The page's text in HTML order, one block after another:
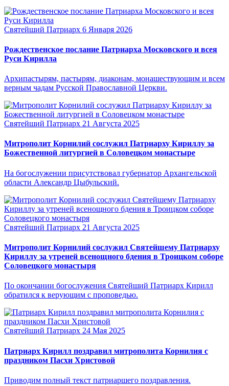
Святейший Патриарх 6 Января 2026
Рождественское послание Патриарха Московского и всея
Руси Кирилла
Архипастырям, пастырям, диаконам, монашествующим и всем
верным чадам Русской Православной Церкви.
Святейший Патриарх 21 Августа 2025
Митрополит Корнилий сослужил Патриарху Кириллу за
Божественной литургией в Соловецком монастыре
На богослужении присутствовал губернатор Архангельской
области Александр Цыбульский.
Святейший Патриарх 21 Августа 2025
Митрополит Корнилий сослужил Святейшему Патриарху
Кириллу за утреней всенощного бдения в Троицком соборе
Соловецкого монастыря
По окончании богослужения Святейший Патриарх Кирилл
обратился к верующим с проповедью.
Святейший Патриарх 24 Мая 2025
Патриарх Кирилл поздравил митрополита Корнилия с
праздником Пасхи Христовой
Приводим полный текст патриаршего поздравления.